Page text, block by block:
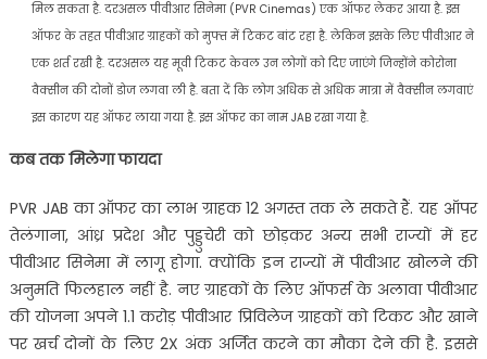
मिल सकता है. दरअसल पीवीआर सिनेमा (PVR Cinemas) एक ऑफर लेकर आया है. इस
ऑफर के तहत पीवीआर ग्राहकों को मुफ्त में टिकट बांट रहा है. लेकिन इसके लिए पीवीआर ने
एक शर्त रखी है. दरअसल यह मूवी टिकट केवल उन लोगों को दिए जाएंगे जिन्होंने कोरोना
वैक्सीन की दोनों डोज लगवा ली है. बता दें कि लोग अधिक से अधिक मात्रा में वैक्सीन लगवाएं
इस कारण यह ऑफर लाया गया है. इस ऑफर का नाम JAB रखा गया है.
कब तक मिलेगा फायदा
PVR JAB का ऑफर का लाभ ग्राहक 12 अगस्त तक ले सकते हैं. यह ऑपर
तेलंगाना, आंध्र प्रदेश और पुड्डुचेरी को छोड़कर अन्य सभी राज्यों में हर
पीवीआर सिनेमा में लागू होगा. क्योंकि इन राज्यों में पीवीआर खोलने की
अनुमति फिलहाल नहीं है. नए ग्राहकों के लिए ऑफर्स के अलावा पीवीआर
की योजना अपने 1.1 करोड़ पीवीआर प्रिविलेज ग्राहकों को टिकट और खाने
पर खर्च दोनों के लिए 2X अंक अर्जित करने का मौका देने की है. इससे